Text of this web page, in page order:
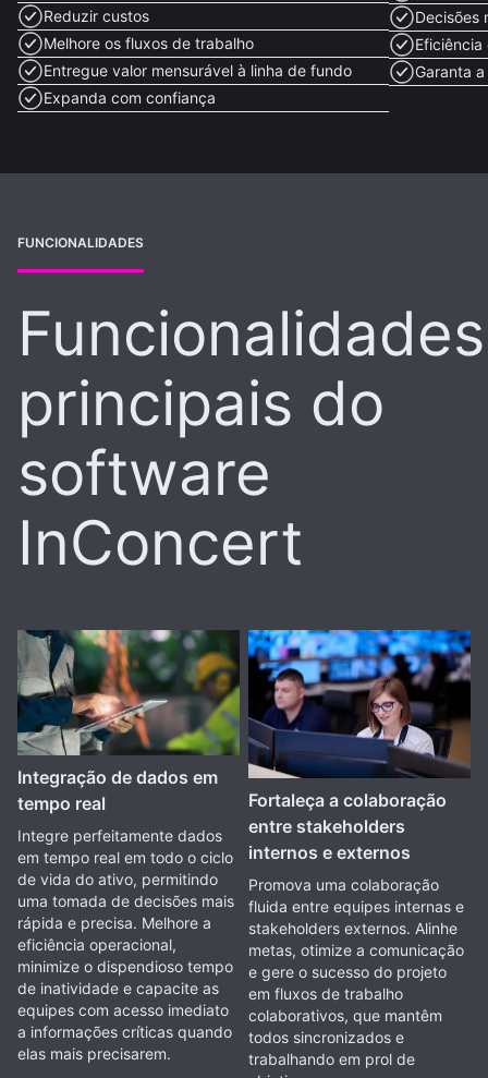
Reduzir custos
Melhore os fluxos de trabalho
Entregue valor mensurável à linha de fundo
Expanda com confiança
Decisões
Garanta
FUNCIONALIDADES
Funcionalidades
principais do
software
InConcert
Integração de dados em
tempo real
Integre perfeitamente dados
em tempo real em todo o ciclo
de vida do ativo, permitindo
uma tomada de decisões mais
rápida e precisa. Melhore a
eficiência operacional,
minimize o dispendioso tempo
de inatividade e capacite as
equipes com acesso imediato
a informações críticas quando
elas mais precisarem.
Fortaleça a colaboração
entre stakeholders
internos e externos
Promova uma colaboração
fluida entre equipes internas e
stakeholders externos. Alinhe
metas, otimize a comunicação
e gere o sucesso do projeto
em fluxos de trabalho
colaborativos, que mantêm
todos sincronizados e
trabalhando em prol de